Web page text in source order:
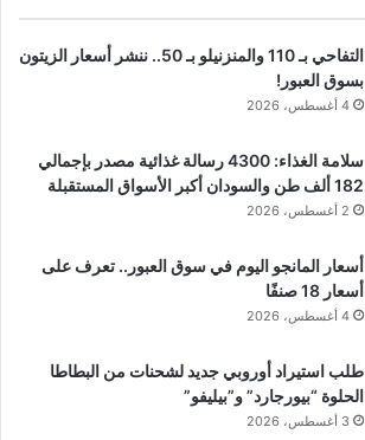
التفاحي بـ 110 والمنزنيلو بـ 50.. ننشر أسعار الزيتون
بسوق العبور!
4 أغسطس، 2026
سلامة الغذاء: 4300 رسالة غذائية مصدر بإجمالي
182 ألف طن والسودان أكبر الأسواق المستقبلة
2 أغسطس، 2026
أسعار المانجو اليوم في سوق العبور.. تعرف على
أسعار 18 صنفًا
4 أغسطس، 2026
طلب استيراد أوروبي جديد لشحنات من البطاطا
الحلوة “بيورجارد” و”بيليفو”
3 أغسطس، 2026